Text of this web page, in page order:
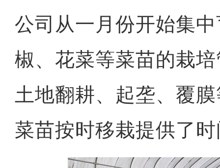
公司从一月份开始集
椒、花菜等菜苗的栽
土地翻耕、起垄、覆
菜苗按时移栽提供了